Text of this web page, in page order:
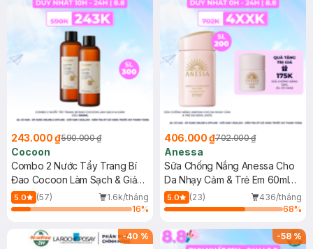
243.000 ₫590.000 ₫
Cocoon
Combo 2 Nước Tẩy Trang Bí
Đao Cocoon Làm Sạch & Giảm
Dầu 500ml
5.0 (57)
1.6k/tháng
16%
406.000 ₫702.000 ₫
Anessa
Sữa Chống Nắng Anessa Cho
Da Nhạy Cảm & Trẻ Em 60ml
(Mới)
5.0 (23)
436/tháng
68%
-40 % -58%